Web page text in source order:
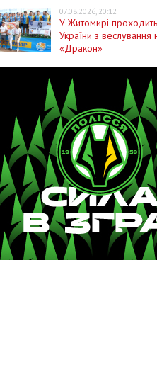
07.08.2026, 20:12
У Житомирі
України з веслування
«Дракон»